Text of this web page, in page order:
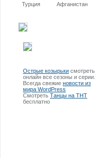
Турция Афганистан
Острые козырьки смотреть
онлайн все сезоны и серии.
Всегда свежие новости из
мира WordPress
Смотреть Танцы на ТНТ
бесплатно